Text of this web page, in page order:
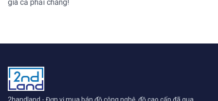
giá cả phải chăng!
2handland - Đơn vị mua bán đồ công nghệ, đồ cao cấp đã qua